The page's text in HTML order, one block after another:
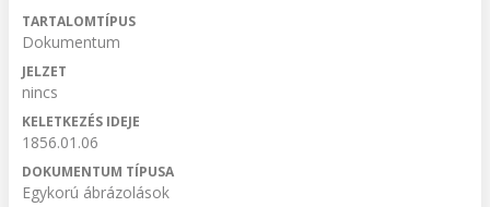
TARTALOMTÍPUS
Dokumentum
JELZET
nincs
KELETKEZÉS IDEJE
1856.01.06
DOKUMENTUM TÍPUSA
Egykorú ábrázolások